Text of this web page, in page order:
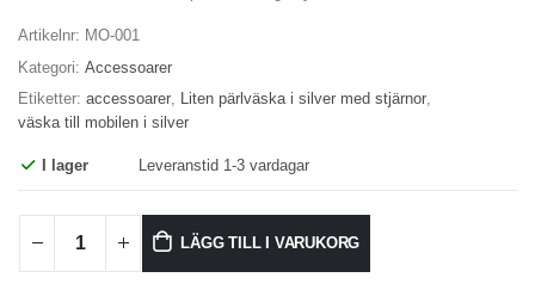
Artikelnr: MO-001
Kategori: Accessoarer
Etiketter: accessoarer, Liten pärlväska i silver med stjärnor,
väska till mobilen i silver
I lager Leveranstid 1-3 vardagar
LÄGG TILL I VARUKORG